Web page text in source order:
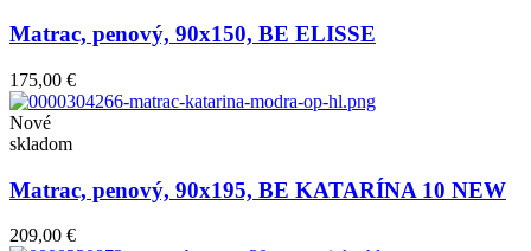
Matrac, penový, 90x150, BE ELISSE
175,00 €
Nové
skladom
Matrac, penový, 90x195, BE KATARÍNA 10 NEW
209,00 €